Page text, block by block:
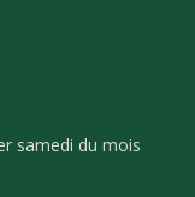
samedi du mois